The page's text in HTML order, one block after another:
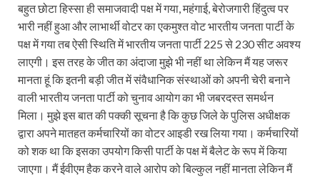
बहुत छोटा हिस्सा ही समाजवादी पक्ष में गया, महंगाई, बेरोजगारी हिंदुत्व पर
भारी नहीं हुआ और लाभार्थी वोटर का एकमुश्त वोट भारतीय जनता पार्टी के
पक्ष में गया तब ऐसी स्थिति में भारतीय जनता पार्टी 225 से 230 सीट अवश्य
लाएगी। इस तरह के जीत का अंदाजा मुझे भी नहीं था लेकिन मैं यह जरूर
मानता हूं कि इतनी बड़ी जीत में संवैधानिक संस्थाओं को अपनी चेरी बनाने
वाली भारतीय जनता पार्टी को चुनाव आयोग का भी जबरदस्त समर्थन
मिला। मुझे इस बात की पक्की सूचना है कि कुछ जिले के पुलिस अधीक्षक
द्वारा अपने मातहत कर्मचारियों का वोटर आइडी रख लिया गया। कर्मचारियों
को शक था कि इसका उपयोग किसी पार्टी के पक्ष में बैलेट के रूप में किया
जाएगा। मैं ईवीएम हैक करने वाले आरोप को बिल्कुल नहीं मानता लेकिन मैं